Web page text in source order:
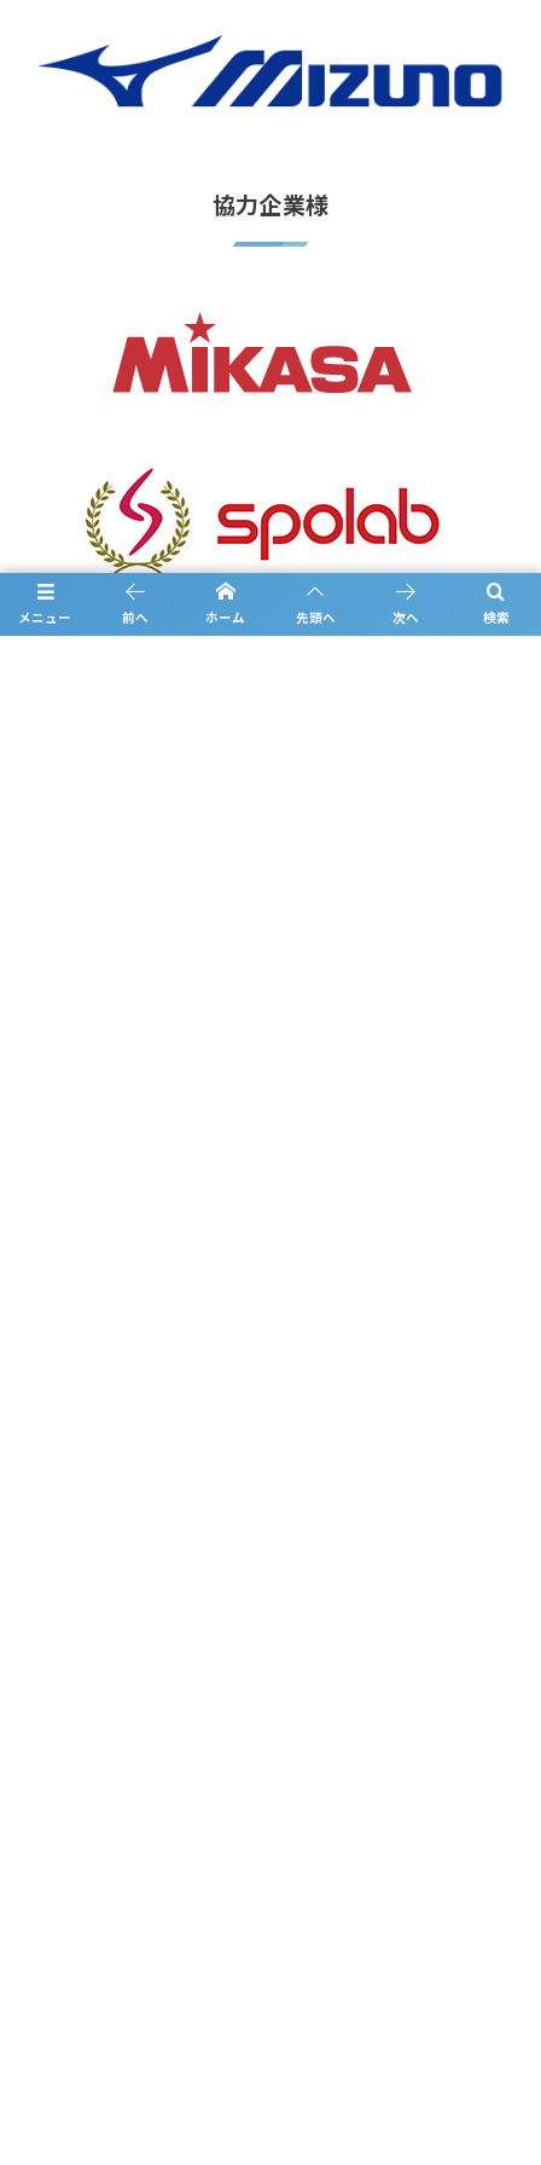
協力企業様
メニュー 検索
前へ ホーム 先頭へ 次へ